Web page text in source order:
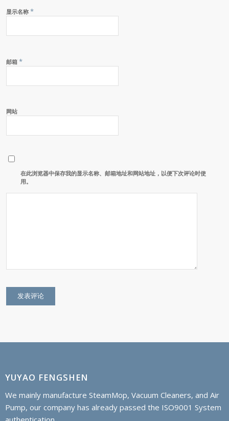
显示名称 *
邮箱 *
网站
在此浏览器中保存我的显示名称、邮箱地址和网站地址，以便下次评论时使
用。
YUYAO FENGSHEN
We mainly manufacture SteamMop, Vacuum Cleaners, and Air
Pump, our company has already passed the ISO9001 System